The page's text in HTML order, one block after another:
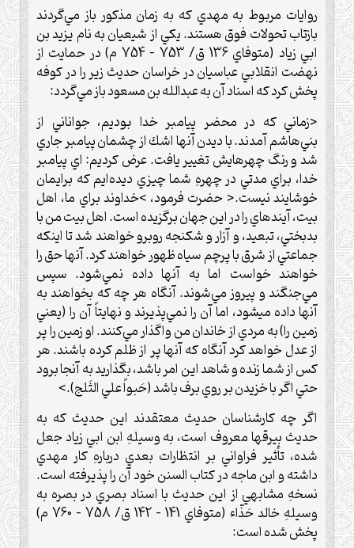
روايات مربوط به مهدي كه به زمان مذكور باز مي‌گردند
بازتاب تحولات فوق هستند. يكي از شيعيان به نام يزيد بن
ابي زياد (متوفاي 136 ق/ 753 – 754 م) در حمايت از
نهضت انقلابي عباسيان در خراسان حديث زير را در كوفه
پخش كرد كه اسناد آن به عبدالله بن مسعود باز مي‌گردد:
<زماني كه در محضر پيامبر خدا بوديم، جواناني از
بني‌هاشم آمدند. با ديدن آنها اشك از چشمان پيامبر جاري
شد و رنگ چهرهايش تغيير يافت. عرض كرديم: اي پيامبر
خدا، براي مدتي در چهرهِ شما چيزي ديده‌ايم كه برايمان
خوشايند نيست.< حضرت فرمود، >خداوند براي ما، اهل
بيت، آيندهاي را در اين جهان برگزيده است. اهل بيت من با
بدبختي، تبعيد، و آزار و شكنجه روبرو خواهند شد تا اينكه
جماعتي از شرق با پرچم سياه ظهور خواهند كرد. آنها حق را
خواهند خواست اما به آنها داده نمي‌شود. سپس
مي‌جنگند و پيروز مي‌شوند. آنگاه هر چه كه بخواهند به
آنها داده ميشود، اما آن را نمي‌پذيرند و نهايتاً آن را (يعني
زمين را) به مردي از خاندان من واگذار مي‌كنند. او زمين را پر
از عدل خواهد كرد آنگاه كه آنها پر از ظلم كرده باشند. هر
كس از شما زنده و شاهد اين امر باشد، بگذاريد به آنجا برود
حتي اگر با خزيدن بر روي برف باشد (حَبواً علي الثَلج).>
اگر چه كارشناسان حديث معتقدند اين حديث كه به
حديث بيرقها معروف است، به وسيلهِ ابن ابي زياد جعل
شده، تأثير فراواني بر انتظارات بعدي دربارهِ كار مهدي
داشته و ابن ماجه در كتاب السنن خود آن را پذيرفته است.
نسخهِ مشابهي از اين حديث با اسناد بصري در بصره به
وسيلهِ خالد حَذّاء (متوفاي 141 – 142 ق/ 758 – 760 م)
پخش شده است: